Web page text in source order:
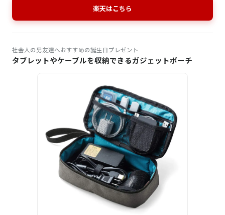
楽天はこちら
社会人の男友達へおすすめの誕生日プレゼント
タブレットやケーブルを収納できるガジェットポーチ